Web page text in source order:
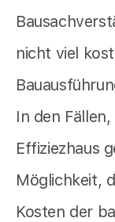
nicht viel
In den
Effiziezhaus
Möglichkeit,
Kosten der